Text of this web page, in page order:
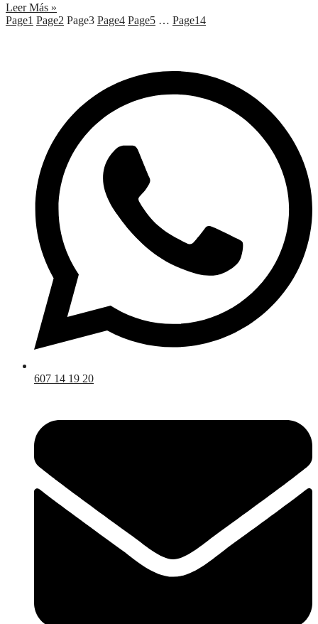
Leer Más »
Page1 Page2 Page3 Page4 Page5 … Page14
607 14 19 20